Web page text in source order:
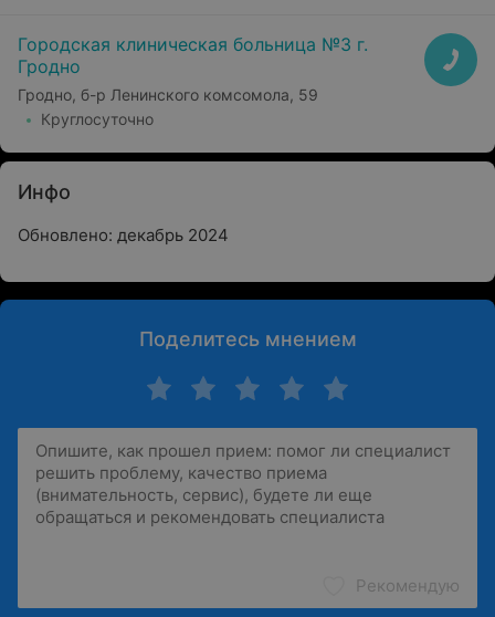
Городская клиническая больница №3 г.
Гродно
Гродно, б-р Ленинского комсомола, 59
Круглосуточно
Инфо
Обновлено: декабрь 2024
Поделитесь мнением
Рекомендую